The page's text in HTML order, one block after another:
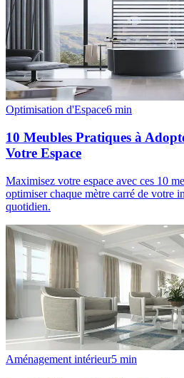
Optimisation d'Espace6 min
10 Meubles Pratiques à
Votre Espace
Maximisez votre espace avec ces 10
optimiser chaque mètre carré de votre
quotidien.
Aménagement intérieur5 min